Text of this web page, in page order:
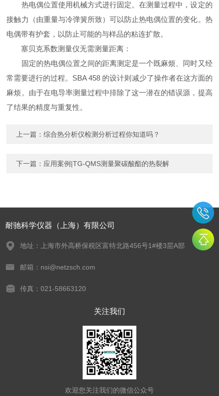
热电偶位置使用机械方式进行固定。在测量过程中，设定的
接触力（由重量与冷弹簧所致）可以防止热电偶位置的变化。热
电偶带有护套，以防止可能的与样品的粘连扩散。
塞贝克系数测量仪无需测量距离：
固定的热电偶位置之间的距离测定是一个既麻烦、同时又经
常需要进行的过程。SBA 458 的设计则减少了操作者在这方面的
麻烦。由于在电导率测量过程中排除了这一潜在的错误源，提高
了结果的精度与重复性。
上一篇：综合热分析仪检测分析过程你知道吗？
下一篇： 应用案例|TG-QMS测量聚碳酸酯的热裂解
耐驰科学仪器（上海）有限公司
地址：上海市外高桥保税区富特北路456号1#楼3层A部
邮箱：nsi@netzsch.com
传真：021-58663120
关注我们
欢迎您关注我们的微信公众号